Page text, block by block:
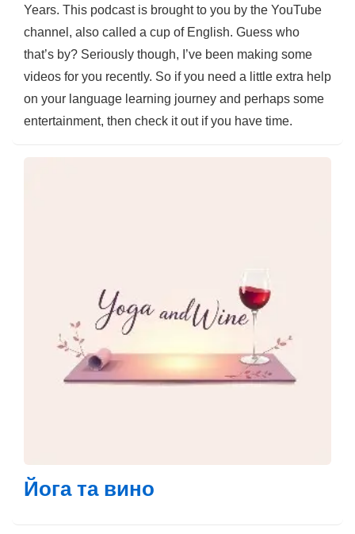
Years. This podcast is brought to you by the YouTube
channel, also called a cup of English. Guess who
that’s by? Seriously though, I’ve been making some
videos for you recently. So if you need a little extra help
on your language learning journey and perhaps some
entertainment, then check it out if you have time.
Йога та вино